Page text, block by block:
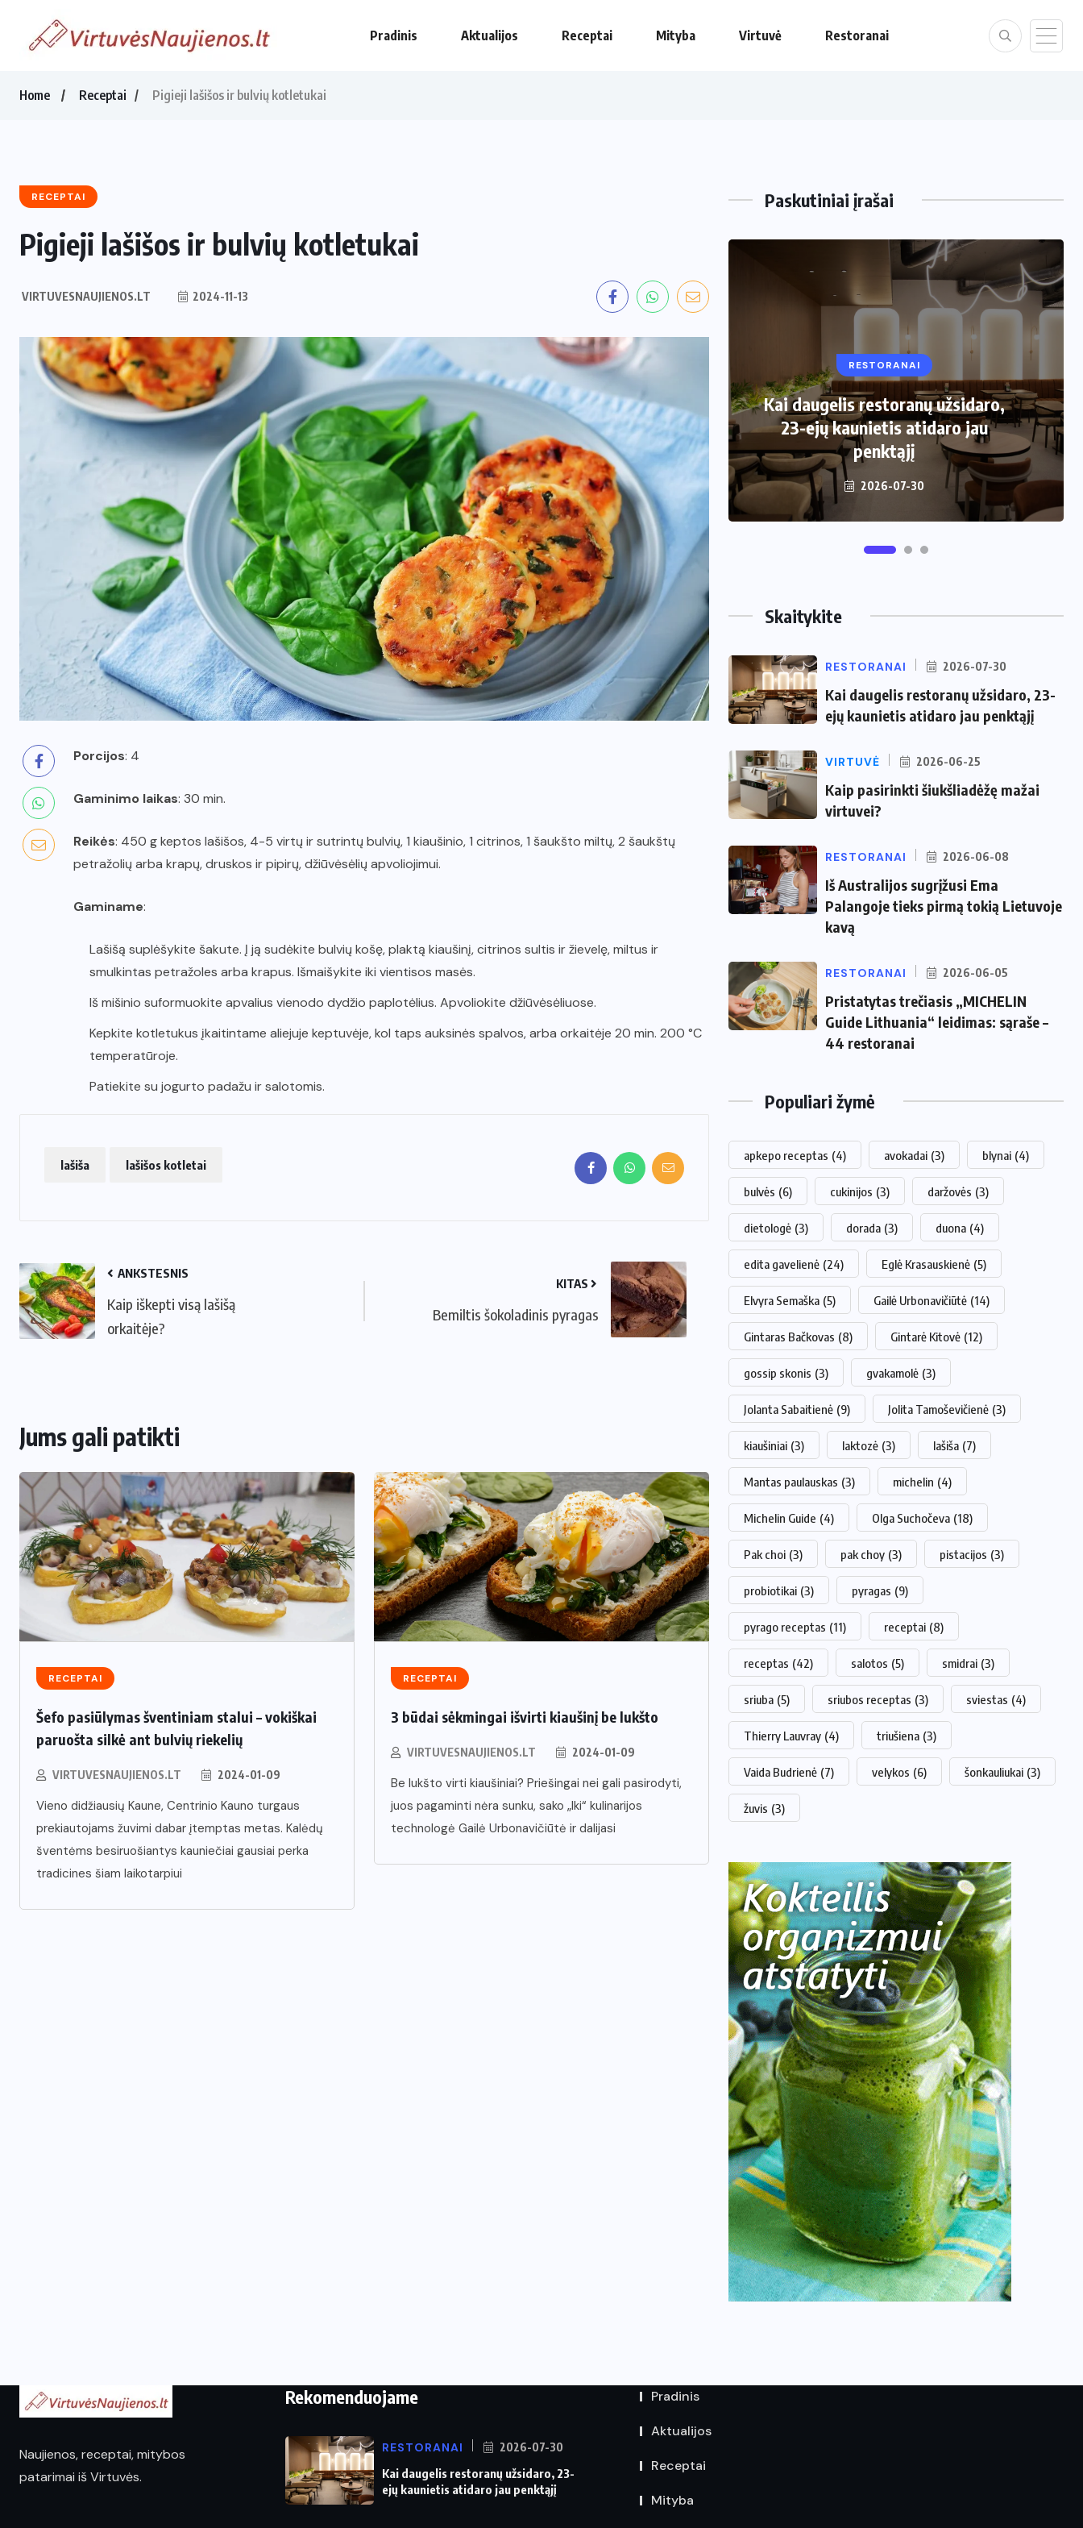
Pradinis Aktualijos Receptai Mityba Virtuvė Restoranai
Home Receptai Pigieji lašišos ir bulvių kotletukai
RECEPTAI
Pigieji lašišos ir bulvių kotletukai
VIRTUVESNAUJIENOS.LT 2024-11-13
Porcijos: 4
Gaminimo laikas: 30 min.
Reikės: 450 g keptos lašišos, 4-5 virtų ir sutrintų bulvių, 1 kiaušinio, 1 citrinos, 1 šaukšto miltų, 2 šaukštų
petražolių arba krapų, druskos ir pipirų, džiūvėsėlių apvoliojimui.
Gaminame:
Lašišą suplėšykite šakute. Į ją sudėkite bulvių košę, plaktą kiaušinį, citrinos sultis ir žievelę, miltus ir
smulkintas petražoles arba krapus. Išmaišykite iki vientisos masės.
Iš mišinio suformuokite apvalius vienodo dydžio paplotėlius. Apvoliokite džiūvėsėliuose.
Kepkite kotletukus įkaitintame aliejuje keptuvėje, kol taps auksinės spalvos, arba orkaitėje 20 min. 200 °C
temperatūroje.
Patiekite su jogurto padažu ir salotomis.
lašiša lašišos kotletai
ANKSTESNIS
Kaip iškepti visą lašišą
orkaitėje?
KITAS
Bemiltis šokoladinis pyragas
Jums gali patikti
RECEPTAI
Šefo pasiūlymas šventiniam stalui – vokiškai
paruošta silkė ant bulvių riekelių
VIRTUVESNAUJIENOS.LT 2024-01-09
Vieno didžiausių Kaune, Centrinio Kauno turgaus
prekiautojams žuvimi dabar įtemptas metas. Kalėdų
šventėms besiruošiantys kauniečiai gausiai perka
tradicines šiam laikotarpiui
RECEPTAI
3 būdai sėkmingai išvirti kiaušinį be lukšto
VIRTUVESNAUJIENOS.LT 2024-01-09
Be lukšto virti kiaušiniai? Priešingai nei gali pasirodyti,
juos pagaminti nėra sunku, sako „Iki“ kulinarijos
technologė Gailė Urbonavičiūtė ir dalijasi
Paskutiniai įrašai
RESTORANAI
Iš Australijos sugrįžusi Ema
Palangoje tieks pirmą tokią
Lietuvoje kavą ir arbatą
2026-06-08
RESTORANAI
Kai daugelis restoranų užsidaro,
23-ejų kaunietis atidaro jau
penktąjį
2026-07-30
Kaip pasirinkti šiukšliadėžę mažai
virtuvei?
2026-06-25
Skaitykite
RESTORANAI 2026-07-30
Kai daugelis restoranų užsidaro, 23-
ejų kaunietis atidaro jau penktąjį
VIRTUVĖ 2026-06-25
Kaip pasirinkti šiukšliadėžę mažai
virtuvei?
RESTORANAI 2026-06-08
Iš Australijos sugrįžusi Ema
Palangoje tieks pirmą tokią Lietuvoje
kavą
RESTORANAI 2026-06-05
Pristatytas trečiasis „MICHELIN
Guide Lithuania“ leidimas: sąraše –
44 restoranai
Populiari žymė
apkepo receptas (4) avokadai (3) blynai (4)
bulvės (6) cukinijos (3) daržovės (3)
dietologė (3) dorada (3) duona (4)
edita gavelienė (24) Eglė Krasauskienė (5)
Elvyra Semaška (5) Gailė Urbonavičiūtė (14)
Gintaras Bačkovas (8) Gintarė Kitovė (12)
gossip skonis (3) gvakamolė (3)
Jolanta Sabaitienė (9) Jolita Tamoševičienė (3)
kiaušiniai (3) laktozė (3) lašiša (7)
Mantas paulauskas (3) michelin (4)
Michelin Guide (4) Olga Suchočeva (18)
Pak choi (3) pak choy (3) pistacijos (3)
probiotikai (3) pyragas (9)
pyrago receptas (11) receptai (8)
receptas (42) salotos (5) smidrai (3)
sriuba (5) sriubos receptas (3) sviestas (4)
Thierry Lauvray (4) triušiena (3)
Vaida Budrienė (7) velykos (6) šonkauliukai (3)
žuvis (3)
Naujienos, receptai, mitybos
patarimai iš Virtuvės.
Rekomenduojame
RESTORANAI 2026-07-30
Kai daugelis restoranų užsidaro, 23-
ejų kaunietis atidaro jau penktąjį
Pradinis
Aktualijos
Receptai
Mityba